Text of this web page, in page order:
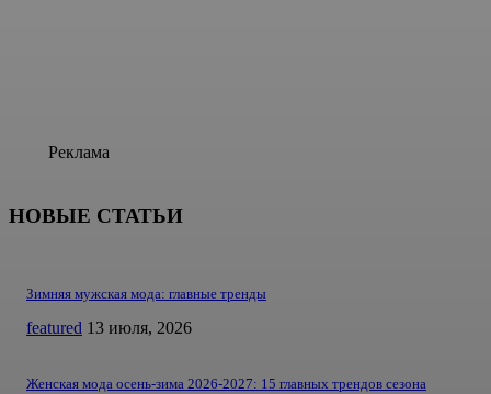
Реклама
НОВЫЕ СТАТЬИ
Зимняя мужская мода: главные тренды
featured 13 июля, 2026
Женская мода осень-зима 2026-2027: 15 главных трендов сезона